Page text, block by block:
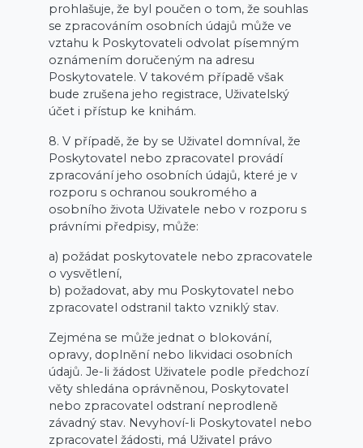
prohlašuje, že byl poučen o tom, že souhlas
se zpracováním osobních údajů může ve
vztahu k Poskytovateli odvolat písemným
oznámením doručeným na adresu
Poskytovatele. V takovém případě však
bude zrušena jeho registrace, Uživatelský
účet i přístup ke knihám.
8. V případě, že by se Uživatel domníval, že
Poskytovatel nebo zpracovatel provádí
zpracování jeho osobních údajů, které je v
rozporu s ochranou soukromého a
osobního života Uživatele nebo v rozporu s
právními předpisy, může:
a) požádat poskytovatele nebo zpracovatele
o vysvětlení,
b) požadovat, aby mu Poskytovatel nebo
zpracovatel odstranil takto vzniklý stav.
Zejména se může jednat o blokování,
opravy, doplnění nebo likvidaci osobních
údajů. Je-li žádost Uživatele podle předchozí
věty shledána oprávněnou, Poskytovatel
nebo zpracovatel odstraní neprodleně
závadný stav. Nevyhoví-li Poskytovatel nebo
zpracovatel žádosti, má Uživatel právo